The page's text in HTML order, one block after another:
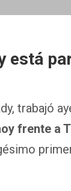
está
trabajó
frente a